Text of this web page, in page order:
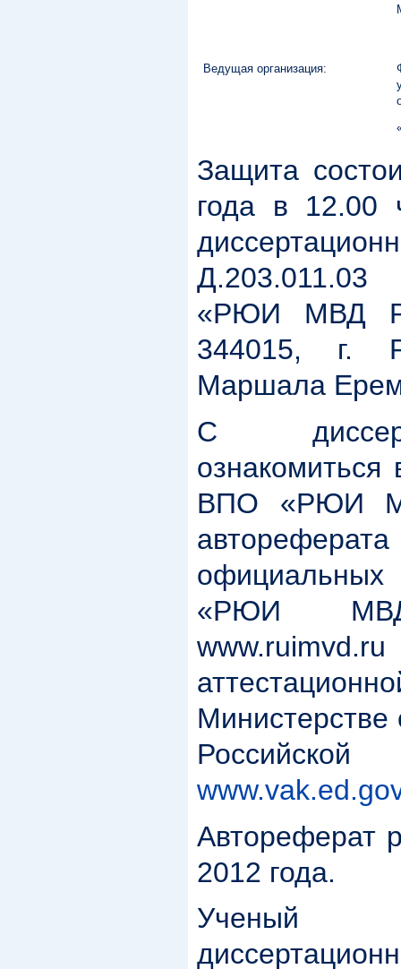
Ведущая организация:
Защита
года в 12.00
«РЮИ МВД
344015, г.
Маршала
С
ВПО «РЮИ
«РЮИ
www.ruimvd.ru
Министерстве
Автореферат
2012 года.
Ученый